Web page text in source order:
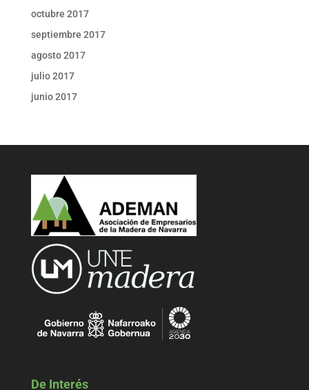
octubre 2017
septiembre 2017
agosto 2017
julio 2017
junio 2017
De Interés